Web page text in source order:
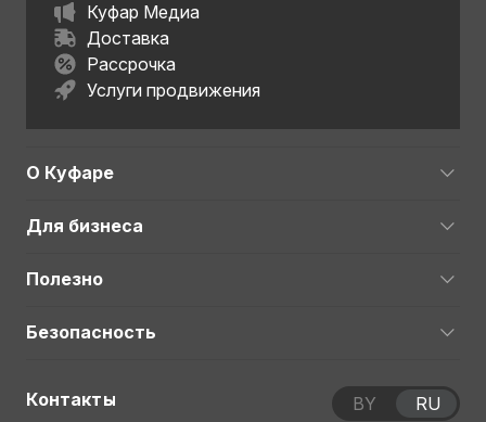
Куфар Медиа
Доставка
Рассрочка
Услуги продвижения
О Куфаре
Для бизнеса
Полезно
Безопасность
Контакты BY RU